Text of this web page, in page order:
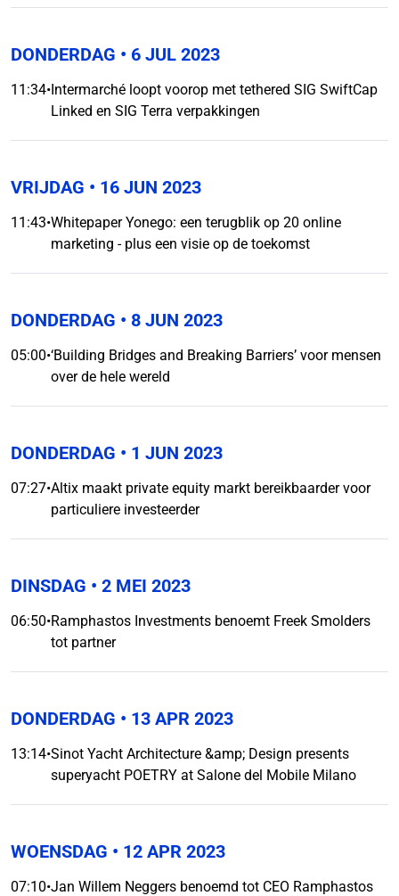
DONDERDAG • 6 JUL 2023
11:34•Intermarché loopt voorop met tethered SIG SwiftCap
Linked en SIG Terra verpakkingen
VRIJDAG • 16 JUN 2023
11:43•Whitepaper Yonego: een terugblik op 20 online
marketing - plus een visie op de toekomst
DONDERDAG • 8 JUN 2023
05:00•‘Building Bridges and Breaking Barriers’ voor mensen
over de hele wereld
DONDERDAG • 1 JUN 2023
07:27•Altix maakt private equity markt bereikbaarder voor
particuliere investeerder
DINSDAG • 2 MEI 2023
06:50•Ramphastos Investments benoemt Freek Smolders
tot partner
DONDERDAG • 13 APR 2023
13:14•Sinot Yacht Architecture &amp; Design presents
superyacht POETRY at Salone del Mobile Milano
WOENSDAG • 12 APR 2023
07:10•Jan Willem Neggers benoemd tot CEO Ramphastos